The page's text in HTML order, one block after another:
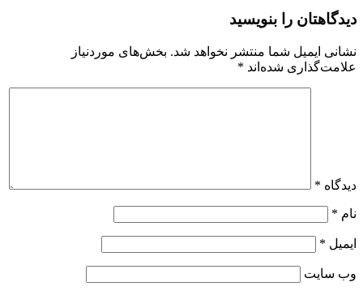
دیدگاهتان را بنویسید
نشانی ایمیل شما منتشر نخواهد شد. بخش‌های موردنیاز
علامت‌گذاری شده‌اند *
دیدگاه *
نام *
ایمیل *
وب‌ سایت